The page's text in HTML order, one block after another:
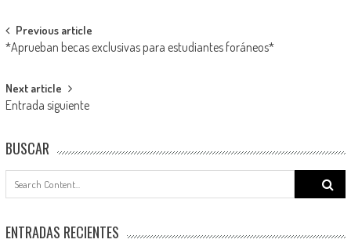
Post
navigation
Previous article
*Aprueban becas exclusivas para estudiantes foráneos*
Next article
Entrada siguiente
BUSCAR
Search
for:
ENTRADAS RECIENTES